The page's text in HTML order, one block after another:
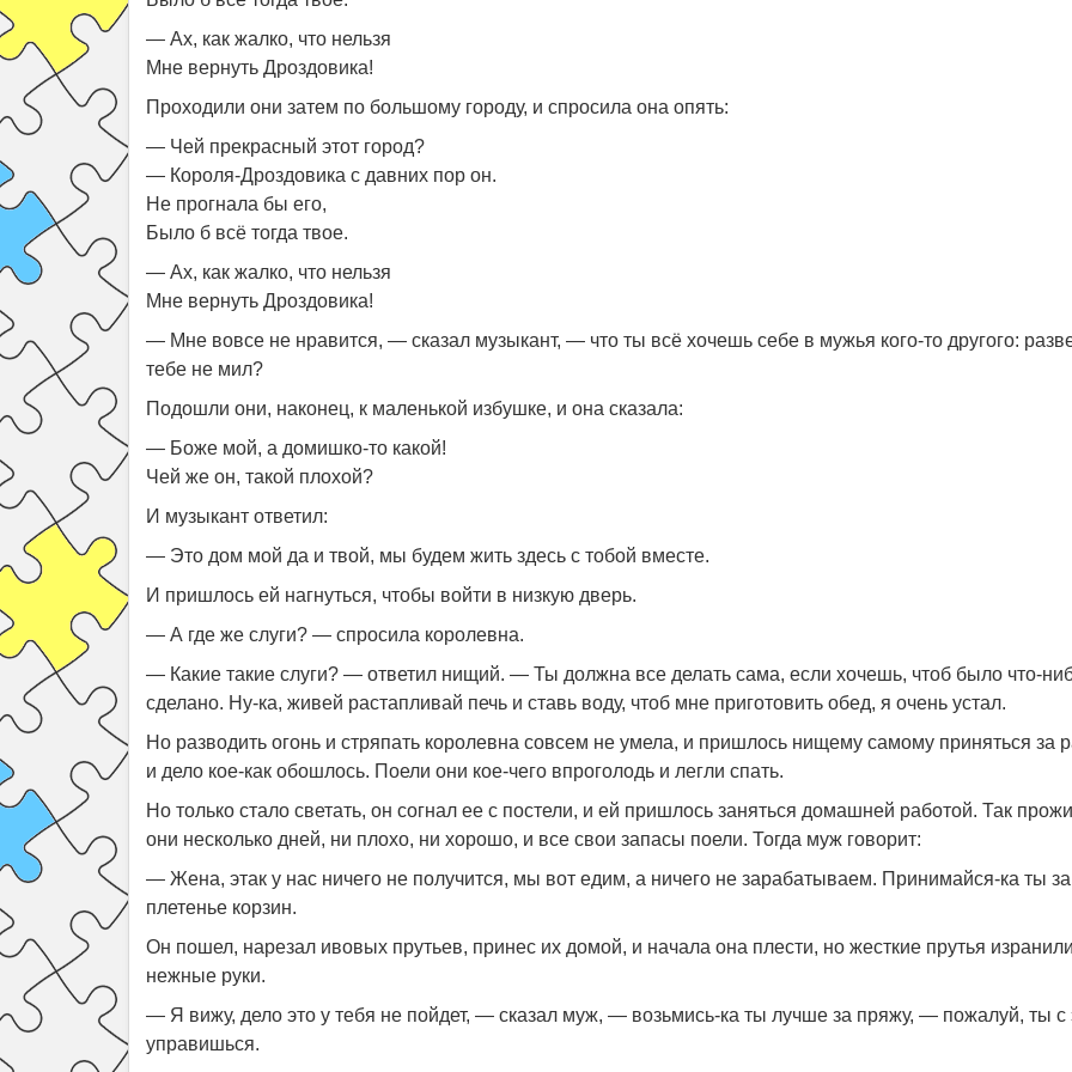
— Ах, как жалко, что нельзя
Мне вернуть Дроздовика!
Проходили они затем по большому городу, и спросила она опять:
— Чей прекрасный этот город?
— Короля-Дроздовика с давних пор он.
Не прогнала бы его,
Было б всё тогда твое.
— Ах, как жалко, что нельзя
Мне вернуть Дроздовика!
— Мне вовсе не нравится, — сказал музыкант, — что ты всё хочешь себе в мужья кого-то другого:
тебе не мил?
Подошли они, наконец, к маленькой избушке, и она сказала:
— Боже мой, а домишко-то какой!
Чей же он, такой плохой?
И музыкант ответил:
— Это дом мой да и твой, мы будем жить здесь с тобой вместе.
И пришлось ей нагнуться, чтобы войти в низкую дверь.
— А где же слуги? — спросила королевна.
— Какие такие слуги? — ответил нищий. — Ты должна все делать сама, если хочешь, чтоб было что-
сделано. Ну-ка, живей растапливай печь и ставь воду, чтоб мне приготовить обед, я очень устал.
Но разводить огонь и стряпать королевна совсем не умела, и пришлось нищему самому приняться за
и дело кое-как обошлось. Поели они кое-чего впроголодь и легли спать.
Но только стало светать, он согнал ее с постели, и ей пришлось заняться домашней работой. Так
они несколько дней, ни плохо, ни хорошо, и все свои запасы поели. Тогда муж говорит:
— Жена, этак у нас ничего не получится, мы вот едим, а ничего не зарабатываем. Принимайся-ка ты за
плетенье корзин.
Он пошел, нарезал ивовых прутьев, принес их домой, и начала она плести, но жесткие прутья
нежные руки.
— Я вижу, дело это у тебя не пойдет, — сказал муж, — возьмись-ка ты лучше за пряжу, — пожалуй, ты с
управишься.